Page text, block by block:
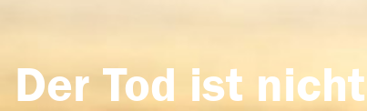
Der Tod ist